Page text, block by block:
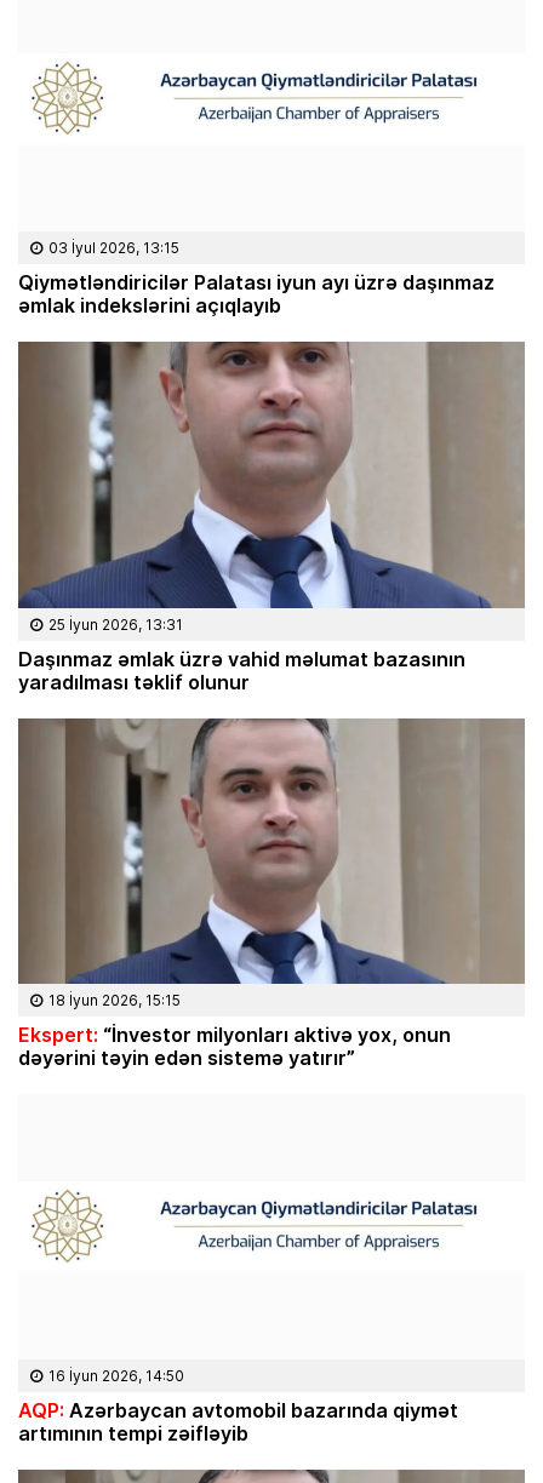
03 İyul 2026, 13:15
Qiymətləndiricilər Palatası iyun ayı üzrə daşınmaz
əmlak indekslərini açıqlayıb
25 İyun 2026, 13:31
Daşınmaz əmlak üzrə vahid məlumat bazasının
yaradılması təklif olunur
18 İyun 2026, 15:15
Ekspert: “İnvestor milyonları aktivə yox, onun
dəyərini təyin edən sistemə yatırır”
16 İyun 2026, 14:50
AQP: Azərbaycan avtomobil bazarında qiymət
artımının tempi zəifləyib